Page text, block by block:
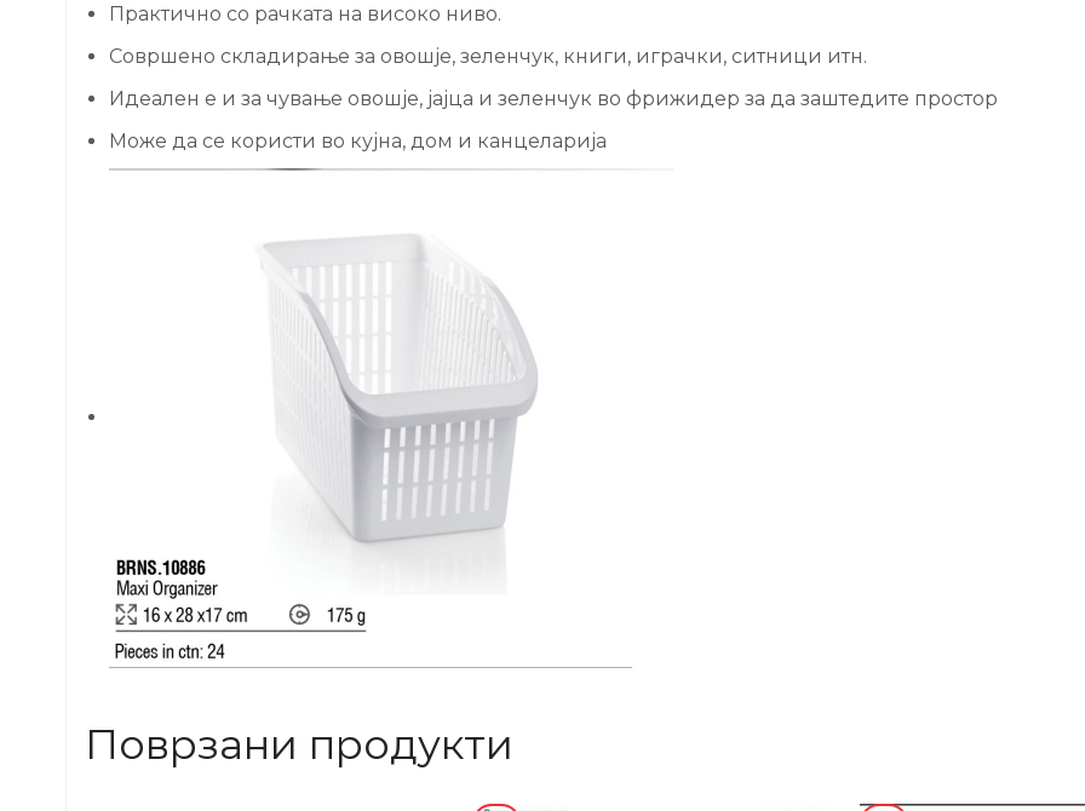
Практично со рачката на високо ниво.
Совршено складирање за овошје, зеленчук, книги, играчки, ситници итн.
Идеален е и за чување овошје, јајца и зеленчук во фрижидер за да заштедите простор
Може да се користи во кујна, дом и канцеларија
Поврзани продукти